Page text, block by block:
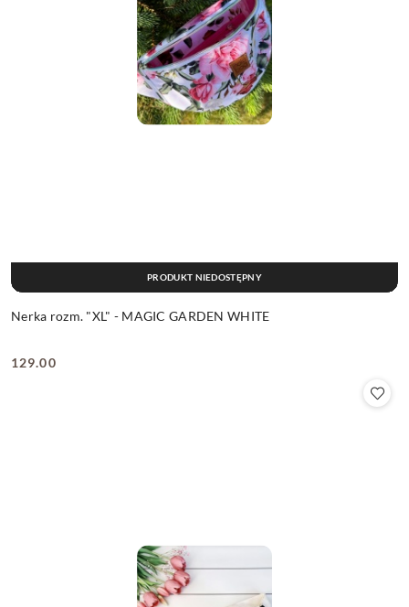
Nerka rozm. "XL" - MAGIC GARDEN WHITE
Cena:
129.00
PRODUKT NIEDOSTĘPNY